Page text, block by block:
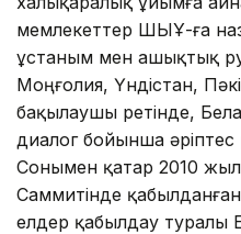
мемлекеттер ШЫҰ-ға
ұстаным мен ашықтық
Моңғолия, Үндістан,
бақылаушы ретінде,
диалог бойынша
Сонымен қатар 2010
Саммитінде
елдер қабылдау